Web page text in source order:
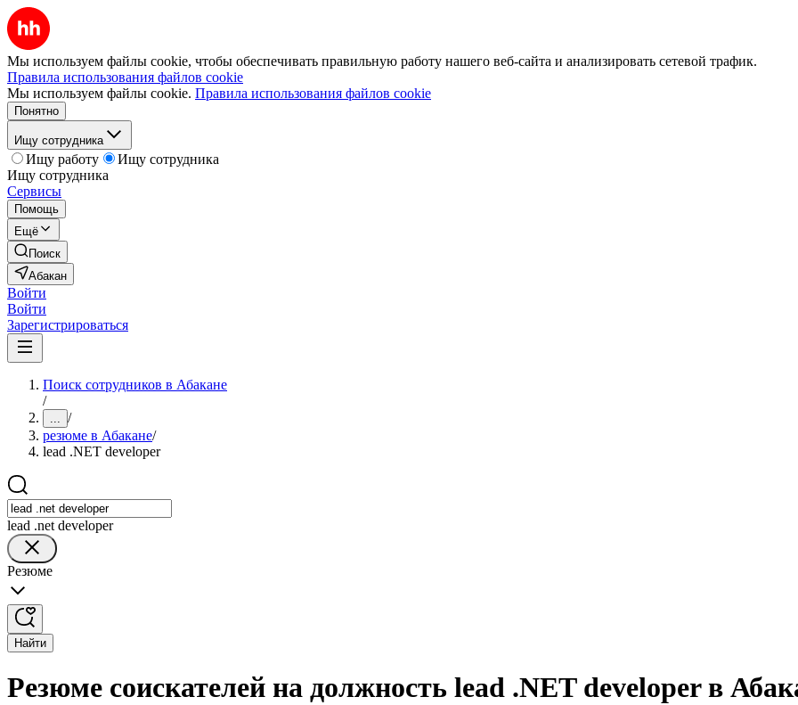
Мы используем файлы cookie, чтобы обеспечивать правильную работу нашего веб-сайта и анализировать сетевой трафик.
Правила использования файлов cookie
Мы используем файлы cookie. Правила использования файлов cookie
Понятно
Ищу сотрудника
Ищу работу
Ищу сотрудника
Ищу сотрудника
Сервисы
Помощь
Ещё
Поиск
Абакан
Войти
Войти
Зарегистрироваться
Поиск сотрудников в Абакане
/
... /
резюме в Абакане/
lead .NET developer
lead .net developer
Резюме
Найти
Резюме соискателей на должность lead .NET developer в